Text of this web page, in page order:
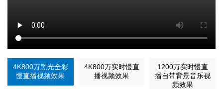
4K800万黑光全彩
慢直播视频效果
4K800万实时慢直
播视频效果
1200万实时慢直
播自带背景音乐视
频效果